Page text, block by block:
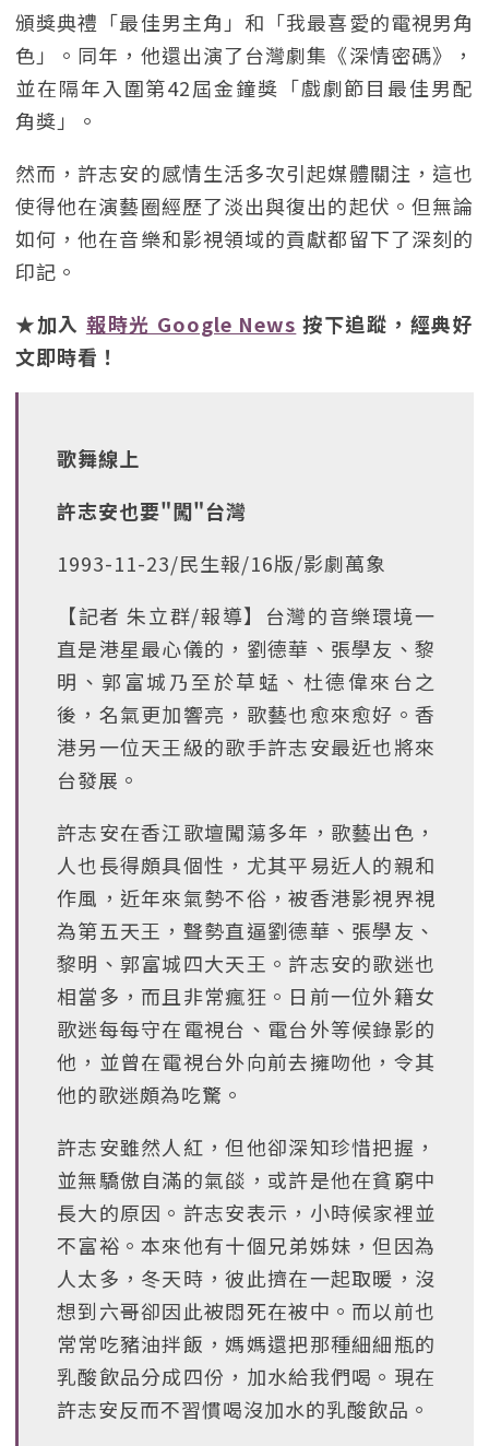
頒獎典禮「最佳男主角」和「我最喜愛的電視男角
色」。同年，他還出演了台灣劇集《深情密碼》，
並在隔年入圍第42屆金鐘獎「戲劇節目最佳男配
角獎」。
然而，許志安的感情生活多次引起媒體關注，這也
使得他在演藝圈經歷了淡出與復出的起伏。但無論
如何，他在音樂和影視領域的貢獻都留下了深刻的
印記。
★加入 報時光 Google News 按下追蹤，經典好
文即時看！
歌舞線上
許志安也要"闖"台灣
1993-11-23/民生報/16版/影劇萬象
【記者 朱立群/報導】台灣的音樂環境一
直是港星最心儀的，劉德華、張學友、黎
明、郭富城乃至於草蜢、杜德偉來台之
後，名氣更加響亮，歌藝也愈來愈好。香
港另一位天王級的歌手許志安最近也將來
台發展。
許志安在香江歌壇闖蕩多年，歌藝出色，
人也長得頗具個性，尤其平易近人的親和
作風，近年來氣勢不俗，被香港影視界視
為第五天王，聲勢直逼劉德華、張學友、
黎明、郭富城四大天王。許志安的歌迷也
相當多，而且非常瘋狂。日前一位外籍女
歌迷每每守在電視台、電台外等候錄影的
他，並曾在電視台外向前去擁吻他，令其
他的歌迷頗為吃驚。
許志安雖然人紅，但他卻深知珍惜把握，
並無驕傲自滿的氣燄，或許是他在貧窮中
長大的原因。許志安表示，小時候家裡並
不富裕。本來他有十個兄弟姊妹，但因為
人太多，冬天時，彼此擠在一起取暖，沒
想到六哥卻因此被悶死在被中。而以前也
常常吃豬油拌飯，媽媽還把那種細細瓶的
乳酸飲品分成四份，加水給我們喝。現在
許志安反而不習慣喝沒加水的乳酸飲品。